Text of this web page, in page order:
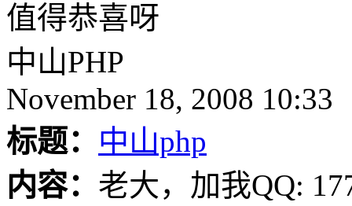
值得恭喜呀
中山PHP
November 18, 2008 10:33
标题： 中山php
内容： 老大，加我QQ: